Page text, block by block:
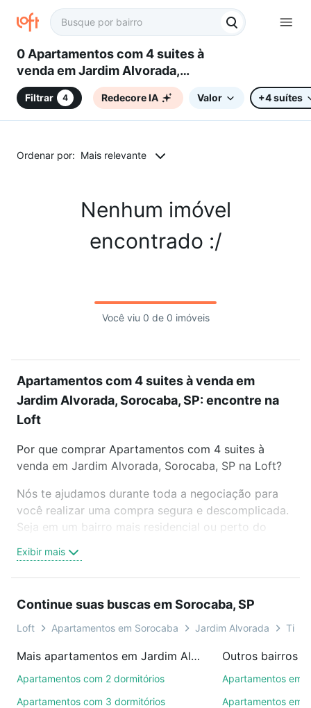
0 Apartamentos com 4 suites à
venda em Jardim Alvorada,
Sorocaba, SP
Filtrar 4 Redecore IA Valor +4 suítes
Ordenar por: Mais relevante
Nenhum imóvel
encontrado :/
Você viu 0 de 0 imóveis
Apartamentos com 4 suites à venda em
Jardim Alvorada, Sorocaba, SP: encontre na
Loft
Por que comprar Apartamentos com 4 suites à
venda em Jardim Alvorada, Sorocaba, SP na Loft?
Nós te ajudamos durante toda a negociação para
você realizar uma compra segura e descomplicada.
Seja em um bairro mais residencial ou perto do
oferta ideal de Apartamentos com 4 suites à venda
em Jardim Alvorada, Sorocaba, SP para conquistar
videochamada, é grátis, sem compromisso e você
ainda conta com mais de 46 mil corretores e
de imóveis.
Como escolher um imóvel?
Exibir mais
Continue suas buscas em Sorocaba, SP
Loft Apartamentos em Sorocaba Jardim Alvorada Tipo
Mais apartamentos em Jardim Alvorada
Apartamentos com 2 dormitórios
Apartamentos com 3 dormitórios
Outros bairros
Apartamentos em
Apartamentos em